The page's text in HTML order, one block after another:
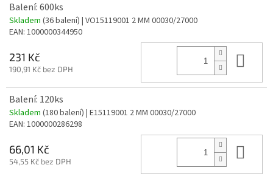
Balení: 600ks
Skladem (36 balení) | VO15119001 2 MM 00030/27000
EAN: 1000000344950
231 Kč
190,91 Kč bez DPH
Balení: 120ks
Skladem (180 balení) | E15119001 2 MM 00030/27000
EAN: 1000000286298
66,01 Kč
54,55 Kč bez DPH